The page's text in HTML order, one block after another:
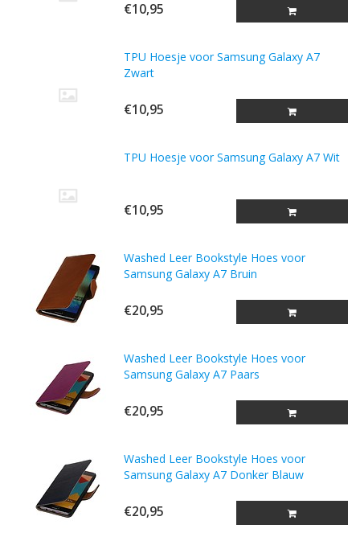
€10,95
TPU Hoesje voor Samsung Galaxy A7
Zwart
€10,95
TPU Hoesje voor Samsung Galaxy A7 Wit
€10,95
Washed Leer Bookstyle Hoes voor
Samsung Galaxy A7 Bruin
€20,95
Washed Leer Bookstyle Hoes voor
Samsung Galaxy A7 Paars
€20,95
Washed Leer Bookstyle Hoes voor
Samsung Galaxy A7 Donker Blauw
€20,95